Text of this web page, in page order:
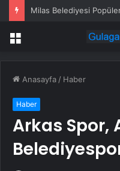
Menü
Anasayfa / Haber
Haber
Arkas Spor,